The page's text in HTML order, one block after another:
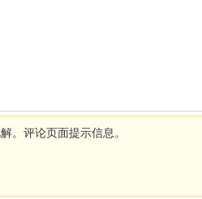
。评论页面提示信息。